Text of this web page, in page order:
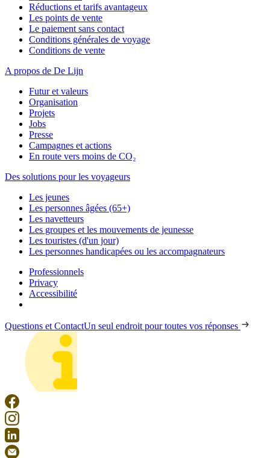
Réductions et tarifs avantageux
Les points de vente
Le paiement sans contact
Conditions générales de voyage
Conditions de vente
A propos de De Lijn
Futur et valeurs
Organisation
Projets
Jobs
Presse
Campagnes et actions
En route vers moins de CO₂
Des solutions pour les voyageurs
Les jeunes
Les personnes âgées (65+)
Les navetteurs
Les groupes et les mouvements de jeunesse
Les touristes (d'un jour)
Les personnes handicapées ou les accompagnateurs
Professionnels
Privacy
Accessibilité
Questions et ContactUn seul endroit pour toutes vos réponses